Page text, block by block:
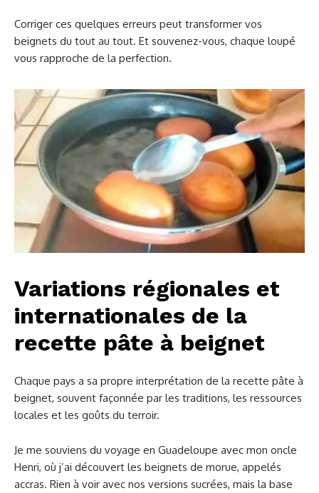
Corriger ces quelques erreurs peut transformer vos
beignets du tout au tout. Et souvenez-vous, chaque loupé
vous rapproche de la perfection.
Variations régionales et
internationales de la
recette pâte à beignet
Chaque pays a sa propre interprétation de la recette pâte à
beignet, souvent façonnée par les traditions, les ressources
locales et les goûts du terroir.
Je me souviens du voyage en Guadeloupe avec mon oncle
Henri, où j’ai découvert les beignets de morue, appelés
accras. Rien à voir avec nos versions sucrées, mais la base